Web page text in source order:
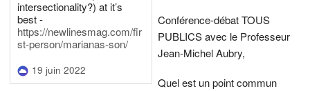
intersectionality?) at it’s
best -
https://newlinesmag.com/fir
st-person/marianas-son/
19 juin 2022
Conférence-débat TOUS
PUBLICS avec le Professeur
Jean-Michel Aubry,
Quel est un point commun